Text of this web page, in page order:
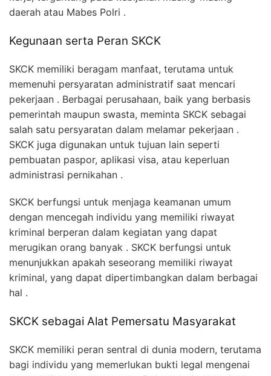
daerah atau Mabes Polri .
Kegunaan serta Peran SKCK
SKCK memiliki beragam manfaat, terutama untuk
memenuhi persyaratan administratif saat mencari
pekerjaan . Berbagai perusahaan, baik yang berbasis
pemerintah maupun swasta, meminta SKCK sebagai
salah satu persyaratan dalam melamar pekerjaan .
SKCK juga digunakan untuk tujuan lain seperti
pembuatan paspor, aplikasi visa, atau keperluan
administrasi pernikahan .
SKCK berfungsi untuk menjaga keamanan umum
dengan mencegah individu yang memiliki riwayat
kriminal berperan dalam kegiatan yang dapat
merugikan orang banyak . SKCK berfungsi untuk
menunjukkan apakah seseorang memiliki riwayat
kriminal, yang dapat dipertimbangkan dalam berbagai
hal .
SKCK sebagai Alat Pemersatu Masyarakat
SKCK memiliki peran sentral di dunia modern, terutama
bagi individu yang memerlukan bukti legal mengenai